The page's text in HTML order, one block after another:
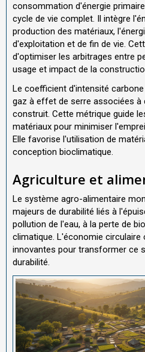
consommation d'énergie
cycle de vie complet. Il intègre
production des matériaux,
d'exploitation et de fin de vie.
d'optimiser les arbitrages entre
usage et impact de la
Le coefficient d'intensité
gaz à effet de serre associées à
construit. Cette métrique guide
matériaux pour minimiser
Elle favorise l'utilisation de
conception bioclimatique.
Agriculture et
Le système agro-alimentaire
majeurs de durabilité liés à
pollution de l'eau, à la perte de
climatique. L'économie
innovantes pour transformer ce
durabilité.